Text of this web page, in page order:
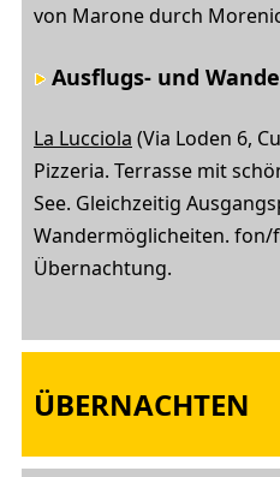
von Marone durch
Ausflugs- und
La Lucciola (Via Loden 6,
Pizzeria. Terrasse mit
See. Gleichzeitig
Wandermöglicheiten. fon/
Übernachtung.
ÜBERNACHTEN